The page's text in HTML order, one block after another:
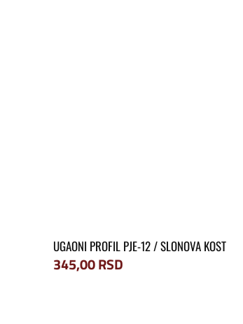
UGAONI PROFIL PJE-12 / SLONOVA KOST
345,00RSD